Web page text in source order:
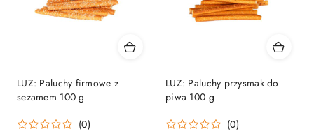
LUZ: Paluchy firmowe z
sezamem 100 g
(0)
LUZ: Paluchy przysmak do
piwa 100 g
(0)